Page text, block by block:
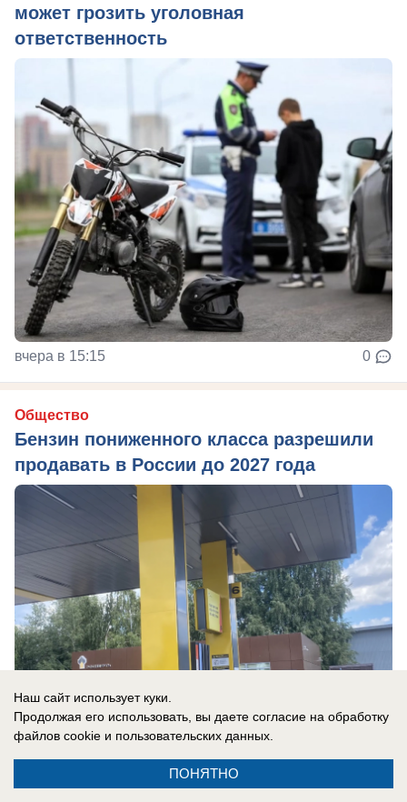
может грозить уголовная
ответственность
вчера в 15:15 0
Общество
Бензин пониженного класса разрешили
продавать в России до 2027 года
Наш сайт использует куки.
Продолжая его использовать, вы даете согласие на обработку
файлов cookie и пользовательских данных.
ПОНЯТНО